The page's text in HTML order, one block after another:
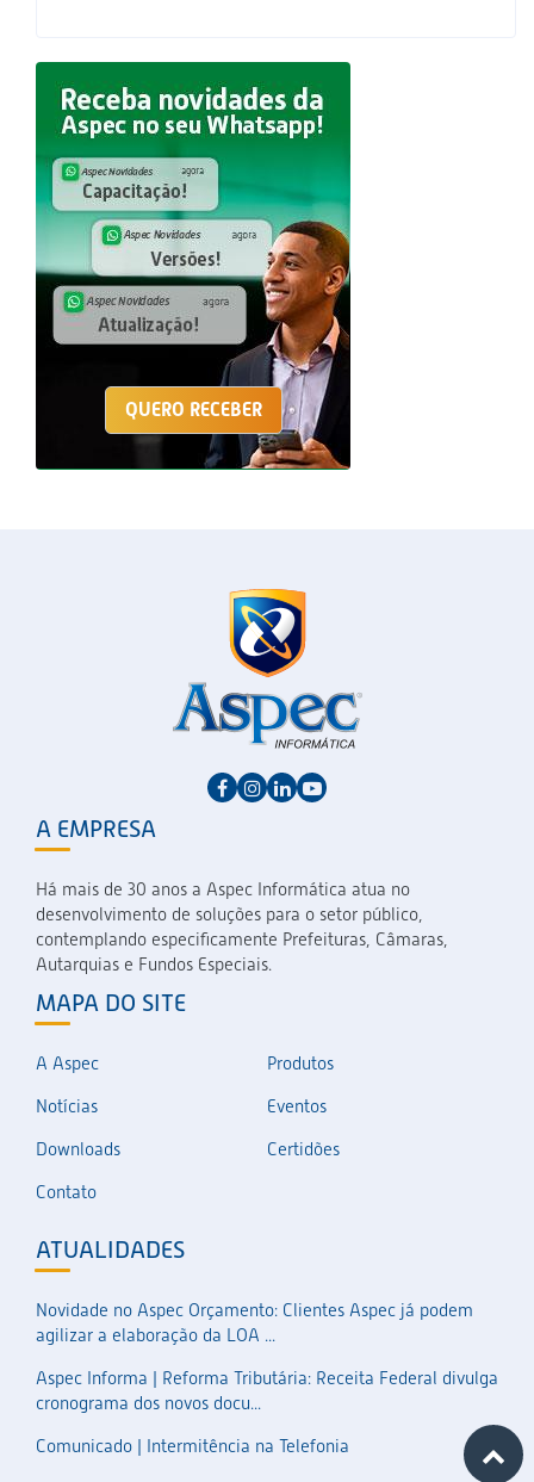
QUERO RECEBER
A EMPRESA
Há mais de 30 anos a Aspec Informática atua no
desenvolvimento de soluções para o setor público,
contemplando especificamente Prefeituras, Câmaras,
Autarquias e Fundos Especiais.
MAPA DO SITE
A Aspec
Produtos
Notícias
Eventos
Downloads
Certidões
Contato
ATUALIDADES
Novidade no Aspec Orçamento: Clientes Aspec já podem
agilizar a elaboração da LOA ...
Aspec Informa | Reforma Tributária: Receita Federal divulga
cronograma dos novos docu...
Comunicado | Intermitência na Telefonia